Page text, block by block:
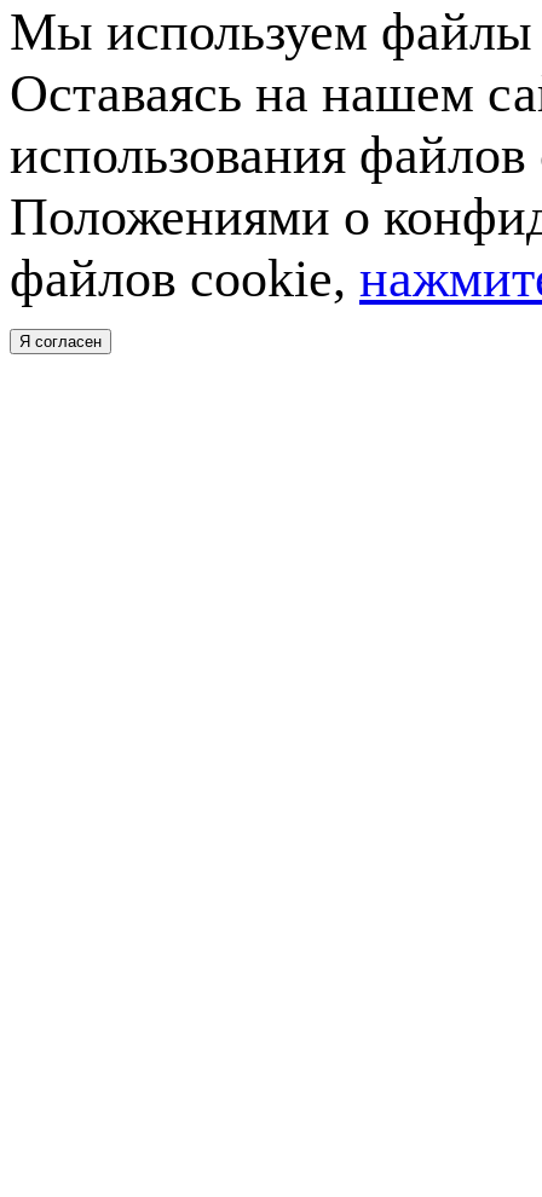
Мы используем файлы
Оставаясь на нашем
использования
Положениями о
файлов cookie,
Я согласен